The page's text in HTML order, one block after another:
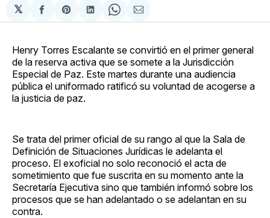
𝕏
Compartir
en
Share
on
Compartir
en
Share
on
Compartir
via
Henry Torres Escalante se convirtió en el primer general
de la reserva activa que se somete a la Jurisdicción
Especial de Paz. Este martes durante una audiencia
pública el uniformado ratificó su voluntad de acogerse a
la justicia de paz.
Se trata del primer oficial de su rango al que la Sala de
Definición de Situaciones Jurídicas le adelanta el
proceso. El exoficial no solo reconoció el acta de
sometimiento que fue suscrita en su momento ante la
Secretaría Ejecutiva sino que también informó sobre los
procesos que se han adelantado o se adelantan en su
contra.